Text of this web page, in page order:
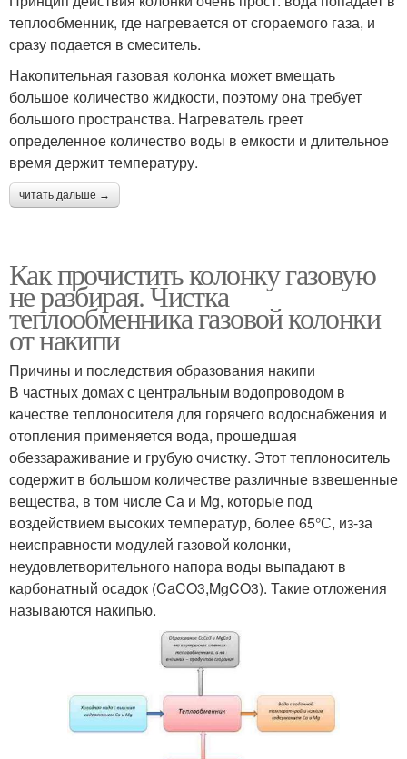
теплообменник, где нагревается от сгораемого газа, и
сразу подается в смеситель.
Накопительная газовая колонка может вмещать
большое количество жидкости, поэтому она требует
большого пространства. Нагреватель греет
определенное количество воды в емкости и длительное
время держит температуру.
читать дальше →
Как прочистить колонку газовую
не разбирая. Чистка
теплообменника газовой колонки
от накипи
Причины и последствия образования накипи
В частных домах с центральным водопроводом в
качестве теплоносителя для горячего водоснабжения и
отопления применяется вода, прошедшая
обеззараживание и грубую очистку. Этот теплоноситель
содержит в большом количестве различные взвешенные
вещества, в том числе Са и Mg, которые под
воздействием высоких температур, более 65°С, из-за
неисправности модулей газовой колонки,
неудовлетворительного напора воды выпадают в
карбонатный осадок (CaCO3,MgCO3). Такие отложения
называются накипью.